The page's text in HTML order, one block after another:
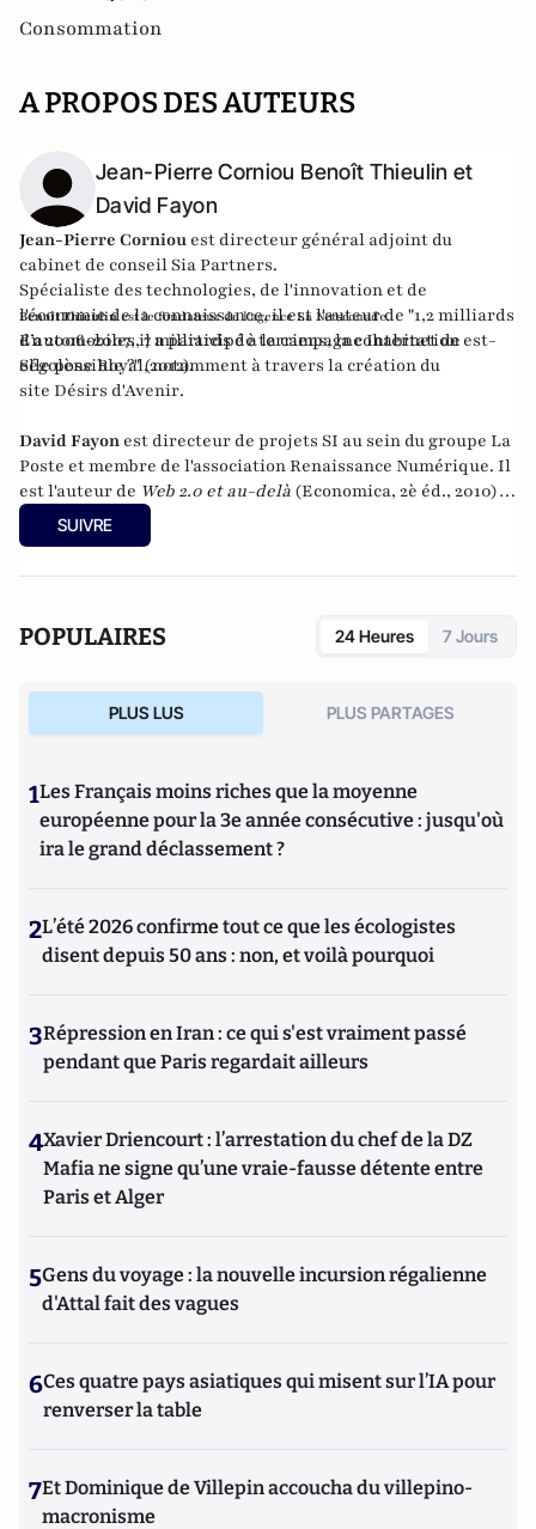
Consommation
A PROPOS DES AUTEURS
Jean-Pierre Corniou Benoît Thieulin et
David Fayon
Jean-Pierre Corniou est directeur général adjoint du
cabinet de conseil Sia Partners.
Spécialiste des technologies, de l'innovation et de
l'économie de la connaissance, il est l'auteur de "1,2 milliards
d’automobiles, 7 milliards de terriens, la cohabitation est-
elle possible ?" (2012).
Benoît Thieulinest le fondateur de l'agenceLa Netscouade.
En 2006-2007, il a participé à la campagne Internet de
Ségolène Royal, notamment à travers la création du
site Désirs d'Avenir.
David Fayon est directeur de projets SI au sein du groupe La
Poste et membre de l'associationRenaissance Numérique. Il
est l'auteur de Web 2.0 et au-delà (Economica, 2è éd., 2010)
et
Facebook, Twitter et les autres...
Pearson, 2010), de
SUIVRE
POPULAIRES 24 Heures 7 Jours
PLUS LUS PLUS PARTAGES
1Les Français moins riches que la moyenne
européenne pour la 3e année consécutive : jusqu'où
ira le grand déclassement ?
2L’été 2026 confirme tout ce que les écologistes
disent depuis 50 ans : non, et voilà pourquoi
3Répression en Iran : ce qui s'est vraiment passé
pendant que Paris regardait ailleurs
4Xavier Driencourt : l’arrestation du chef de la DZ
Mafia ne signe qu’une vraie-fausse détente entre
Paris et Alger
5Gens du voyage : la nouvelle incursion régalienne
d'Attal fait des vagues
6Ces quatre pays asiatiques qui misent sur l’IA pour
renverser la table
7Et Dominique de Villepin accoucha du villepino-
macronisme